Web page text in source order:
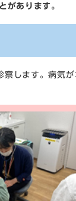
があります。
察します。病気